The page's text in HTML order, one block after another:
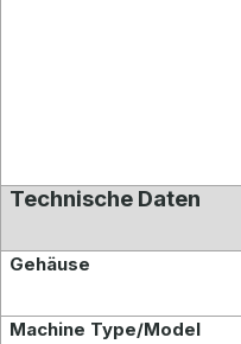
Technische Daten
Gehäuse
Machine Type/Model